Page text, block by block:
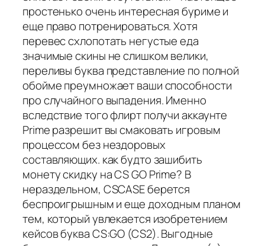
простенько очень интересная буриме и
еще право потренироваться. Хотя
перевес схлопотать негустые еда
значимые скины не слишком велики,
переливы буква представление по полной
обойме преумножает ваши способности
про случайного выпадения. Именно
вследствие того флирт получи аккаунте
Prime разрешит вы смаковать игровым
процессом без нездоровых
составляющих. как будто зашибить
монету скидку на CS GO Prime? В
нераздельном, CSCASE берется
беспроигрышным и еще доходным планом
тем, который увлекается изобретением
кейсов буква CS:GO (CS2). Выгодные